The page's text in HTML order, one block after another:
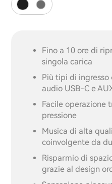
Fino a 10 ore di
singola carica
Più tipi di
audio USB-C e
Facile operazione
pressione
Musica di alta
coinvolgente da
Risparmio di
grazie al design